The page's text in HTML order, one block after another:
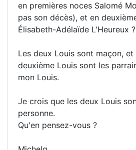
en premières noces Salomé
pas son décès), et en
Élisabeth-Adélaïde L'Heureux ?
Les deux Louis sont maçon,
deuxième Louis sont les
mon Louis.
Je crois que les deux Louis
personne.
Qu'en pensez-vous ?